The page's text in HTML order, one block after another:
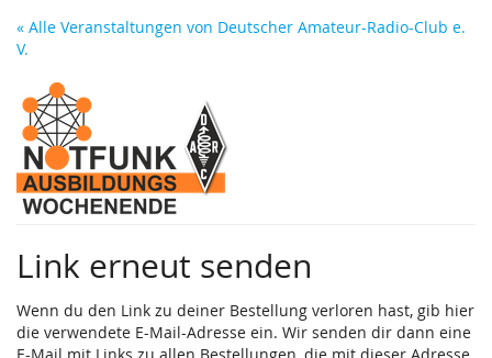
Zum
Haupt-
springen
« Alle Veranstaltungen von Deutscher Amateur-Radio-Club e.
V.
Link erneut senden
Wenn du den Link zu deiner Bestellung verloren hast, gib hier
die verwendete E-Mail-Adresse ein. Wir senden dir dann eine